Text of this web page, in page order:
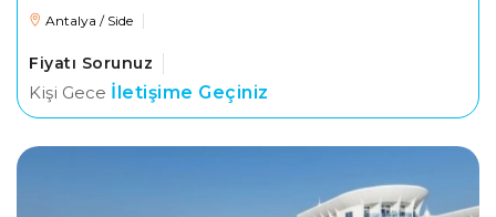
Antalya / Side
Fiyatı Sorunuz
Kişi Gece İletişime Geçiniz